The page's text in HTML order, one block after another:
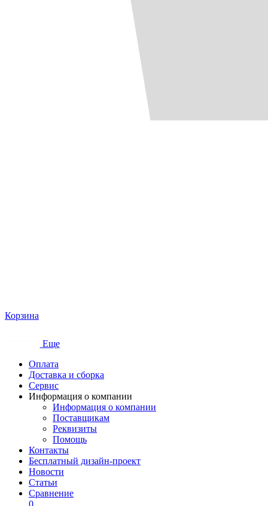
Корзина
Еще
Оплата
Доставка и сборка
Сервис
Информация о компании
Информация о компании
Поставщикам
Реквизиты
Помощь
Контакты
Бесплатный дизайн-проект
Новости
Статьи
Сравнение
0